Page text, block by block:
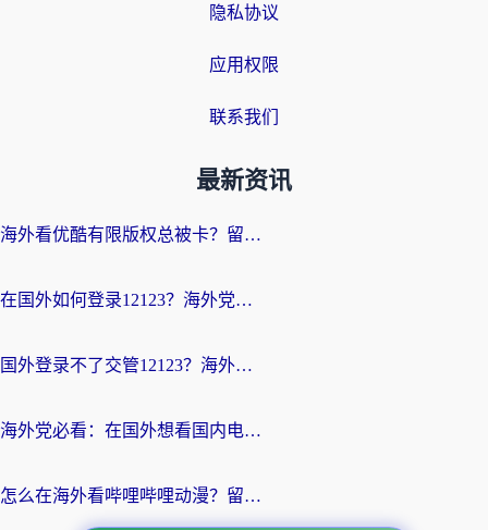
隐私协议
应用权限
联系我们
最新资讯
海外看优酷有限版权总被卡？留学生亲测有效的回国加速器选择指南
在国外如何登录12123？海外党必备的回国加速实用指南
国外登录不了交管12123？海外华人亲测有效的回国加速器选择指南
海外党必看：在国外想看国内电视剧用什么软件？3步解决地域限制
怎么在海外看哔哩哔哩动漫？留学生亲测有效的回国加速方案